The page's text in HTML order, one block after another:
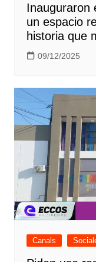
Inauguraron
un espacio
historia que
09/12/2025
Canals